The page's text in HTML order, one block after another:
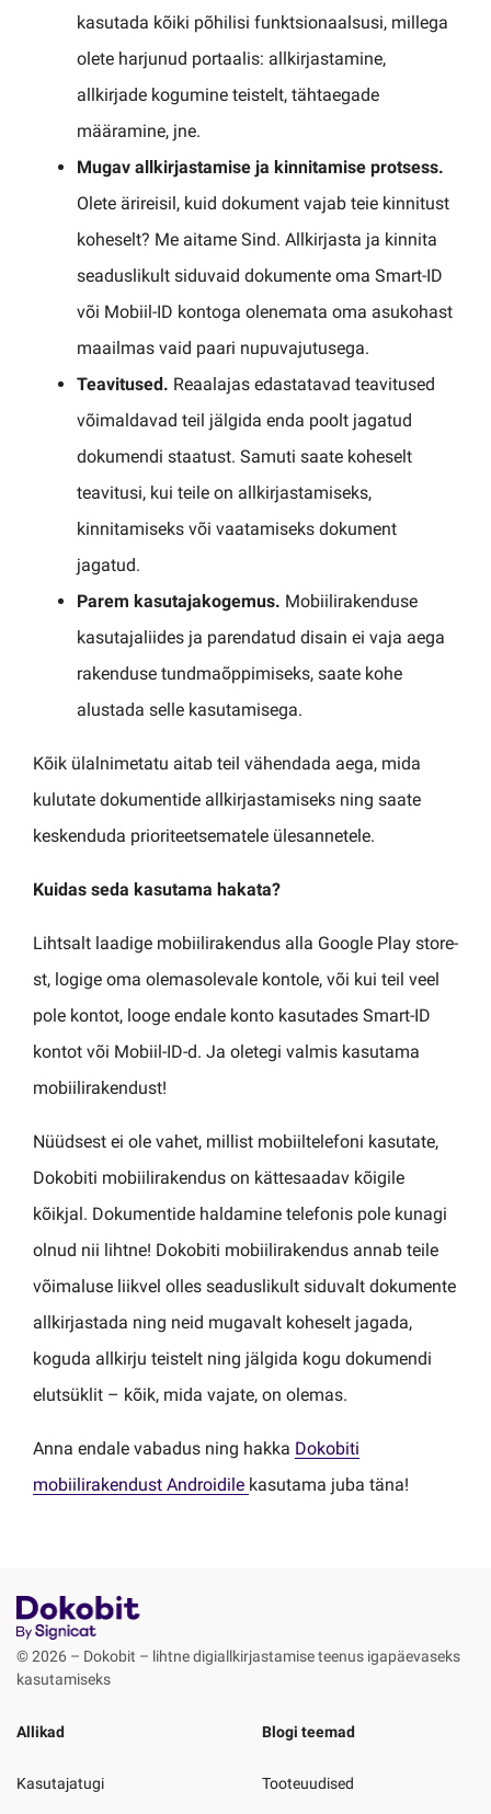
kasutada kõiki põhilisi funktsionaalsusi, millega
olete harjunud portaalis: allkirjastamine,
allkirjade kogumine teistelt, tähtaegade
määramine, jne.
Mugav allkirjastamise ja kinnitamise protsess.
Olete ärireisil, kuid dokument vajab teie kinnitust
koheselt? Me aitame Sind. Allkirjasta ja kinnita
seaduslikult siduvaid dokumente oma Smart-ID
või Mobiil-ID kontoga olenemata oma asukohast
maailmas vaid paari nupuvajutusega.
Teavitused. Reaalajas edastatavad teavitused
võimaldavad teil jälgida enda poolt jagatud
dokumendi staatust. Samuti saate koheselt
teavitusi, kui teile on allkirjastamiseks,
kinnitamiseks või vaatamiseks dokument
jagatud.
Parem kasutajakogemus. Mobiilirakenduse
kasutajaliides ja parendatud disain ei vaja aega
rakenduse tundmaõppimiseks, saate kohe
alustada selle kasutamisega.
Kõik ülalnimetatu aitab teil vähendada aega, mida
kulutate dokumentide allkirjastamiseks ning saate
keskenduda prioriteetsematele ülesannetele.
Kuidas seda kasutama hakata?
Lihtsalt laadige mobiilirakendus alla Google Play store-
st, logige oma olemasolevale kontole, või kui teil veel
pole kontot, looge endale konto kasutades Smart-ID
kontot või Mobiil-ID-d. Ja oletegi valmis kasutama
mobiilirakendust!
Nüüdsest ei ole vahet, millist mobiiltelefoni kasutate,
Dokobiti mobiilirakendus on kättesaadav kõigile
kõikjal. Dokumentide haldamine telefonis pole kunagi
olnud nii lihtne! Dokobiti mobiilirakendus annab teile
võimaluse liikvel olles seaduslikult siduvalt dokumente
allkirjastada ning neid mugavalt koheselt jagada,
koguda allkirju teistelt ning jälgida kogu dokumendi
elutsüklit – kõik, mida vajate, on olemas.
Anna endale vabadus ning hakka Dokobiti
mobiilirakendust Androidile kasutama juba täna!
© 2026 – Dokobit – lihtne digiallkirjastamise teenus igapäevaseks
kasutamiseks
Allikad
Kasutajatugi
Blogi teemad
Tooteuudised